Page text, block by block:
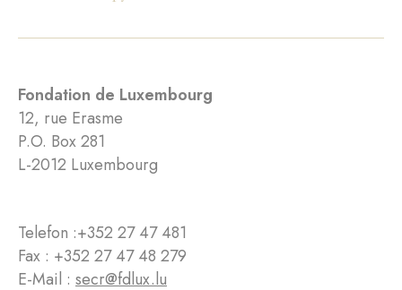
Fondation de Luxembourg
12, rue Erasme
P.O. Box 281
L-2012 Luxembourg
Telefon :+352 27 47 481
Fax : +352 27 47 48 279
E-Mail : secr@fdlux.lu